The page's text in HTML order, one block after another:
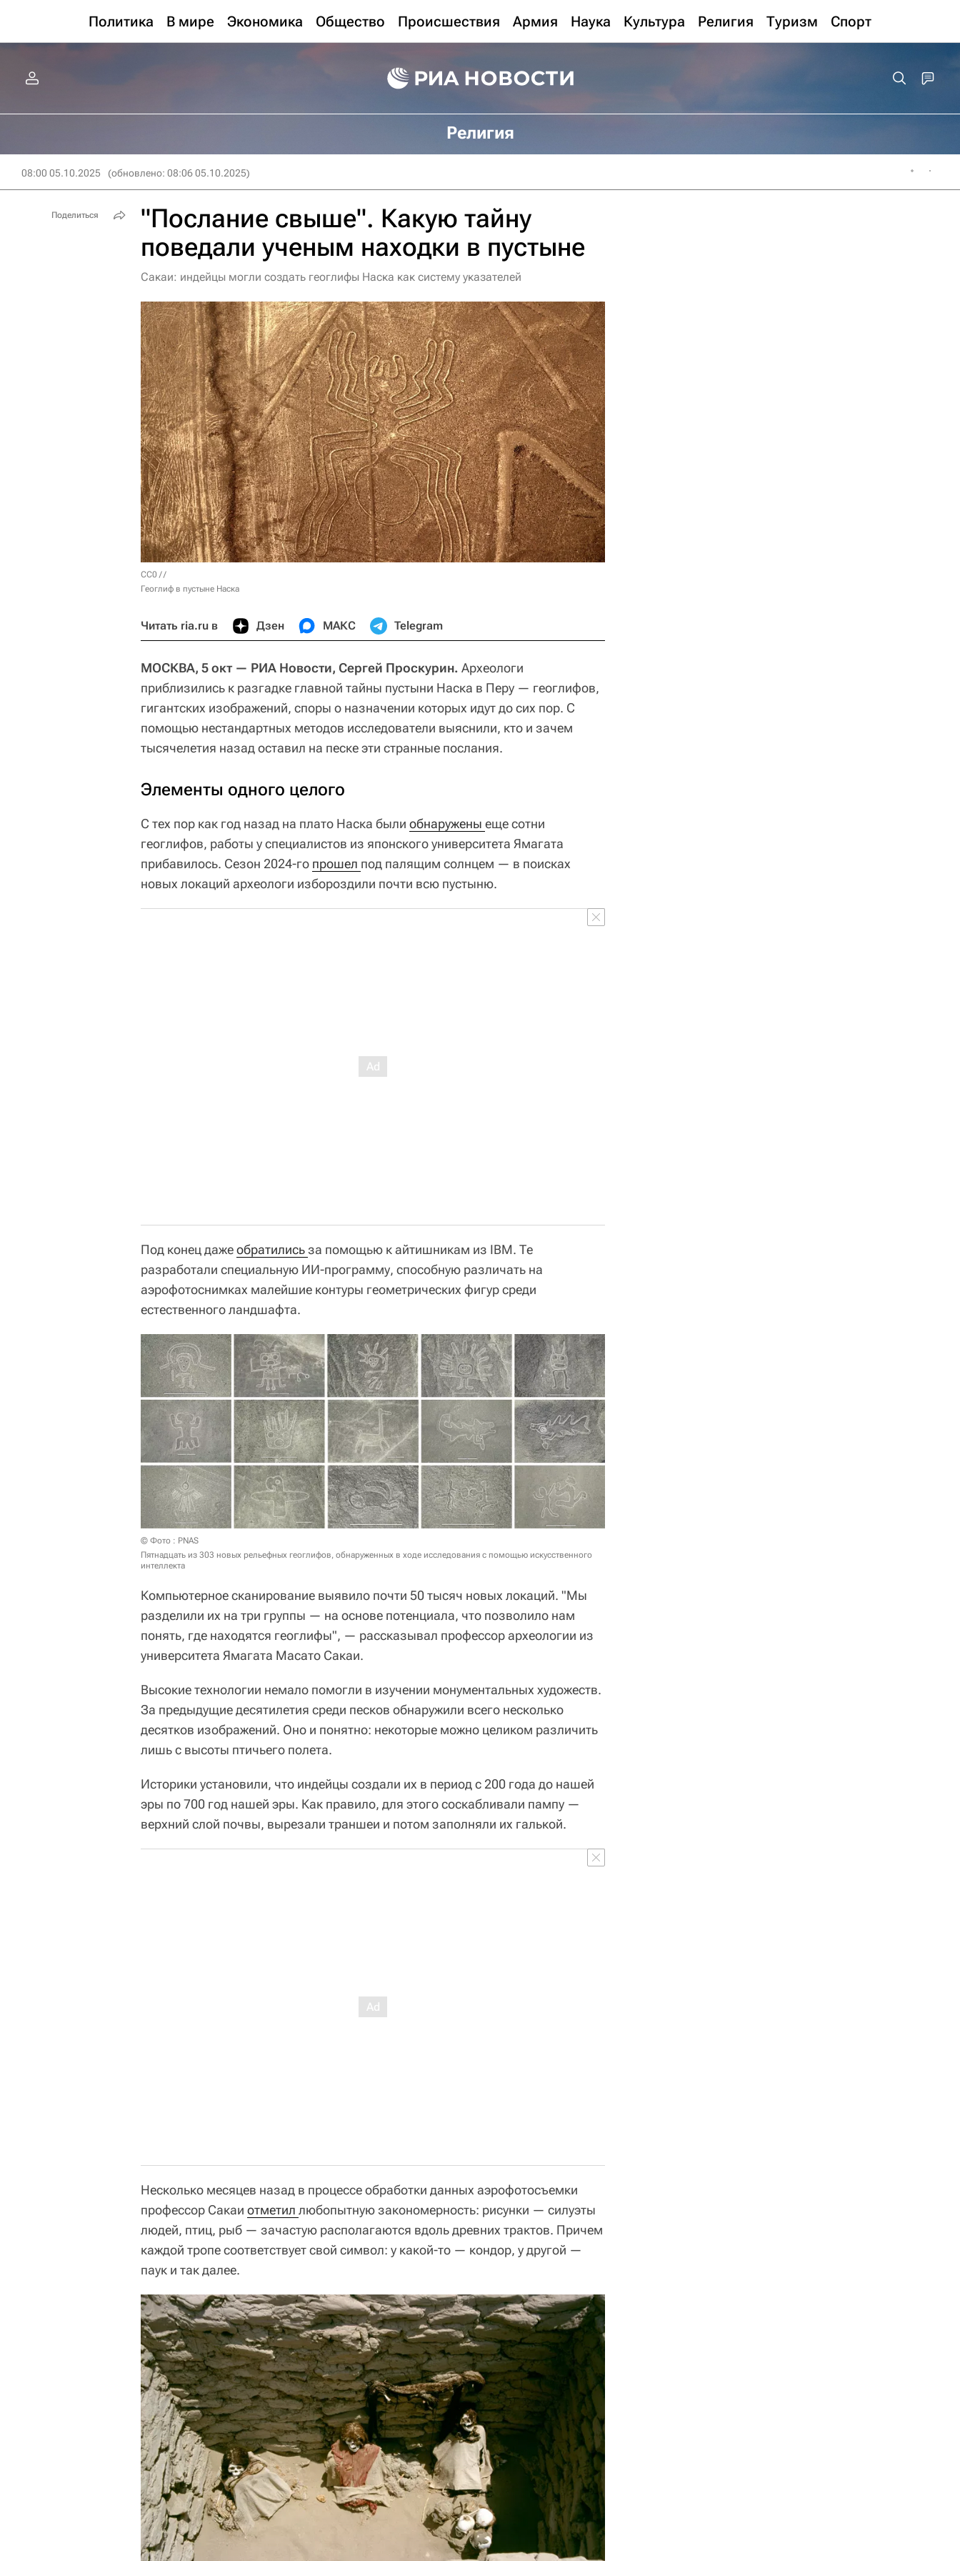
Политика В мире Экономика Общество Происшествия Армия Наука Культура Религия Туризм Спорт
Религия
08:00 05.10.2025 (обновлено: 08:06 05.10.2025)
"Послание свыше". Какую тайну
поведали ученым находки в пустыне
Сакаи: индейцы могли создать геоглифы Наска как систему указателей
CC0 / /
Геоглиф в пустыне Наска
Читать ria.ru в Дзен МАКС Telegram
МОСКВА, 5 окт — РИА Новости, Сергей Проскурин. Археологи
приблизились к разгадке главной тайны пустыни Наска в Перу — геоглифов,
гигантских изображений, споры о назначении которых идут до сих пор. С
помощью нестандартных методов исследователи выяснили, кто и зачем
тысячелетия назад оставил на песке эти странные послания.
Элементы одного целого
С тех пор как год назад на плато Наска были обнаружены еще сотни
геоглифов, работы у специалистов из японского университета Ямагата
прибавилось. Сезон 2024-го прошел под палящим солнцем — в поисках
новых локаций археологи избороздили почти всю пустыню.
Под конец дажеобратились за помощью к айтишникам из IBM. Те
разработали специальную ИИ-программу, способную различать на
аэрофотоснимках малейшие контуры геометрических фигур среди
естественного ландшафта.
© Фото : PNAS
Пятнадцать из 303 новых рельефных геоглифов, обнаруженных в ходе исследования с помощью искусственного
интеллекта
Компьютерное сканирование выявило почти 50 тысяч новых локаций. "Мы
разделили их на три группы — на основе потенциала, что позволило нам
понять, где находятся геоглифы", — рассказывал профессор археологии из
университета Ямагата Масато Сакаи.
Высокие технологии немало помогли в изучении монументальных художеств.
За предыдущие десятилетия среди песков обнаружили всего несколько
десятков изображений. Оно и понятно: некоторые можно целиком различить
лишь с высоты птичьего полета.
Историки установили, что индейцы создали их в период с 200 года до нашей
эры по 700 год нашей эры. Как правило, для этого соскабливали пампу —
верхний слой почвы, вырезали траншеи и потом заполняли их галькой.
Несколько месяцев назад в процессе обработки данных аэрофотосъемки
профессор Сакаи отметил любопытную закономерность: рисунки — силуэты
людей, птиц, рыб — зачастую располагаются вдоль древних трактов. Причем
каждой тропе соответствует свой символ: у какой-то — кондор, у другой —
паук и так далее.
Поделиться